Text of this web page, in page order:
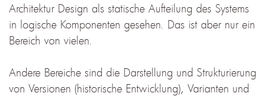
Architektur Design als statische Aufteilung des Systems
in logische Komponenten gesehen. Das ist aber nur ein
Bereich von vielen.
Andere Bereiche sind die Darstellung und Strukturierung
von Versionen (historische Entwicklung), Varianten und